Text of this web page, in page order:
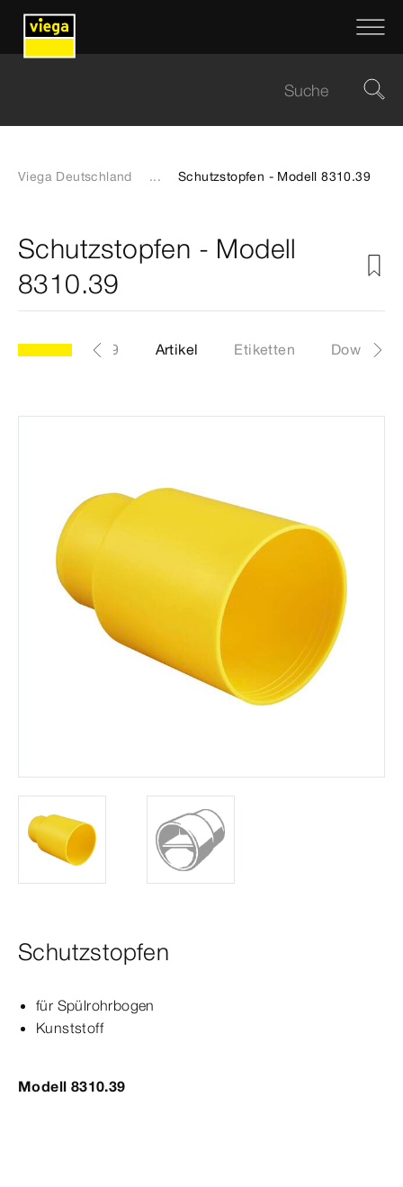
Viega Deutschland ... Schutzstopfen - Modell 8310.39
Schutzstopfen - Modell
8310.39
Modell 8310.39 Artikel Etiketten
Schutzstopfen
für Spülrohrbogen
Kunststoff
Modell 8310.39